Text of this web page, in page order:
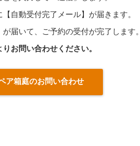
自動受付完了メール】が届きます。
届いて、ご予約の受付が完了します。
お問い合わせください。
ア箱庭のお問い合わせ